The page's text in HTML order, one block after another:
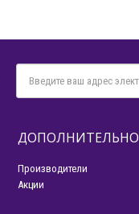
ДОПОЛНИТЕЛЬНО
Производители
Акции